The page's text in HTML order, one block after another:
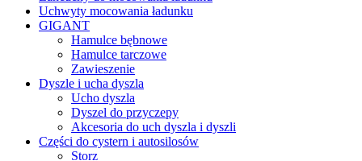
Uchwyty mocowania ładunku
GIGANT
Hamulce bębnowe
Hamulce tarczowe
Zawieszenie
Dyszle i ucha dyszla
Ucho dyszla
Dyszel do przyczepy
Akcesoria do uch dyszla i dyszli
Części do cystern i autosilosów
Storz